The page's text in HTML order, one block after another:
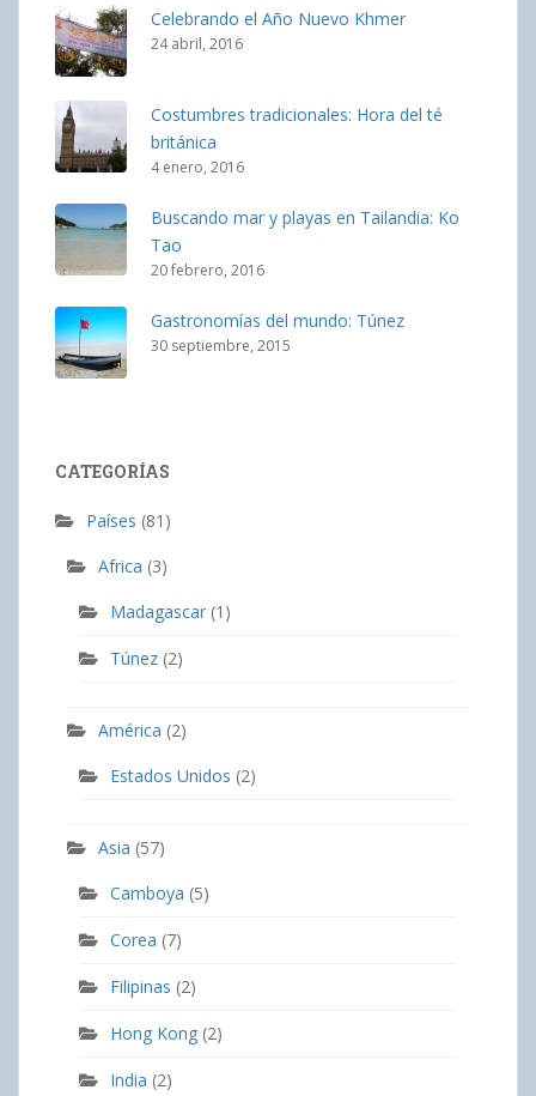
Celebrando el Año Nuevo Khmer
24 abril, 2016
Costumbres tradicionales: Hora del té
británica
4 enero, 2016
Buscando mar y playas en Tailandia: Ko
Tao
20 febrero, 2016
Gastronomías del mundo: Túnez
30 septiembre, 2015
CATEGORÍAS
Países (81)
Africa (3)
Madagascar (1)
Túnez (2)
América (2)
Estados Unidos (2)
Asia (57)
Camboya (5)
Corea (7)
Filipinas (2)
Hong Kong (2)
India (2)